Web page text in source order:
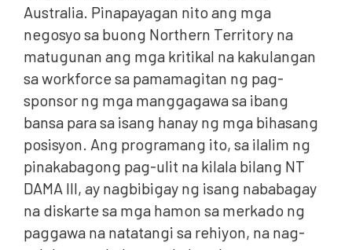
Australia. Pinapayagan nito ang mga
negosyo sa buong Northern Territory na
matugunan ang mga kritikal na kakulangan
sa workforce sa pamamagitan ng pag-
sponsor ng mga manggagawa sa ibang
bansa para sa isang hanay ng mga bihasang
posisyon. Ang programang ito, sa ilalim ng
pinakabagong pag-ulit na kilala bilang NT
DAMA III, ay nagbibigay ng isang nababagay
na diskarte sa mga hamon sa merkado ng
paggawa na natatangi sa rehiyon, na nag-